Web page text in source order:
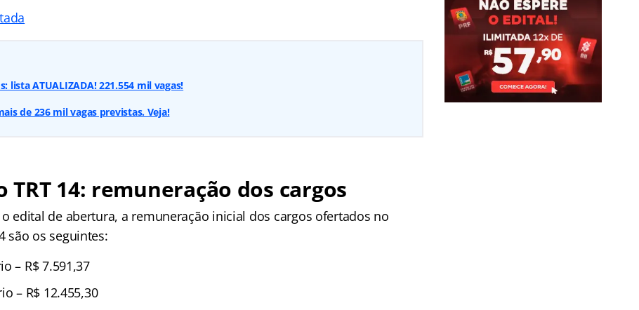
lista ATUALIZADA! 221.554 mil vagas!
de 236 mil vagas previstas. Veja!
TRT 14: remuneração dos cargos
edital de abertura, a remuneração inicial dos cargos ofertados no
são os seguintes:
– R$ 7.591,37
– R$ 12.455,30